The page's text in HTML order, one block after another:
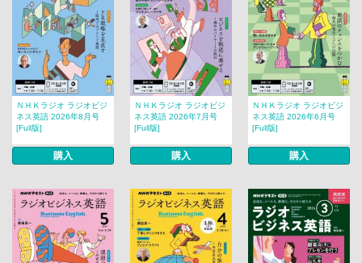
ＮＨＫラジオ ラジオビジ
ネス英語 2026年8月号
[Full版]
購入
ＮＨＫラジオ ラジオビジ
ネス英語 2026年7月号
[Full版]
購入
ＮＨＫラジオ ラジオビジ
ネス英語 2026年6月号
[Full版]
購入